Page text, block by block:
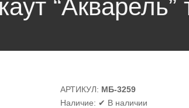
“Акварель”
АРТИКУЛ: МБ-3259
Наличие: ✔ В наличии